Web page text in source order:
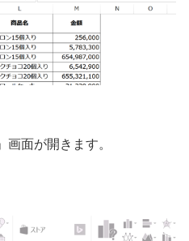
画面が開きます。